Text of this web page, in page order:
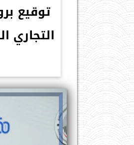
توقيع
التجاري